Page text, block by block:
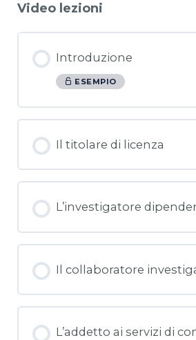
Video lezioni
Introduzione
ESEMPIO
Il titolare di licenza
L’investigatore
Il collaboratore
L’addetto ai servizi di